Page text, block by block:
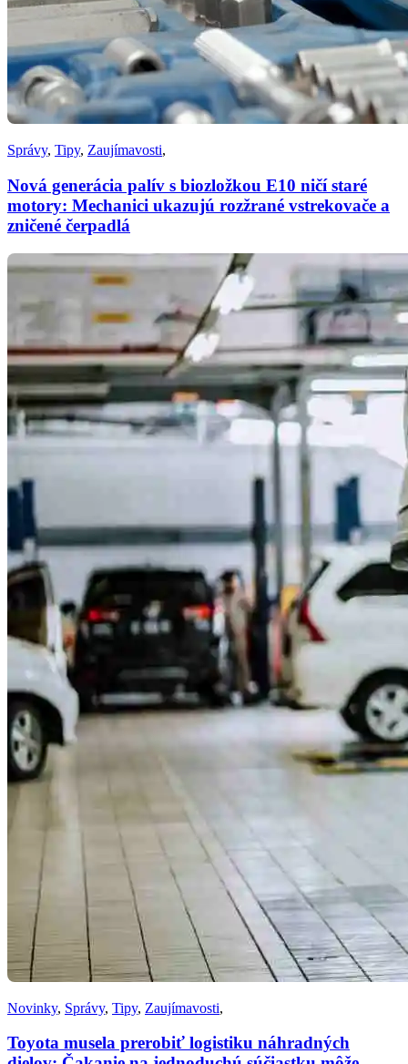
Správy, Tipy, Zaujímavosti,
Nová generácia palív s biozložkou E10 ničí staré
motory: Mechanici ukazujú rozžrané vstrekovače a
zničené čerpadlá
Novinky, Správy, Tipy, Zaujímavosti,
Toyota musela prerobiť logistiku náhradných